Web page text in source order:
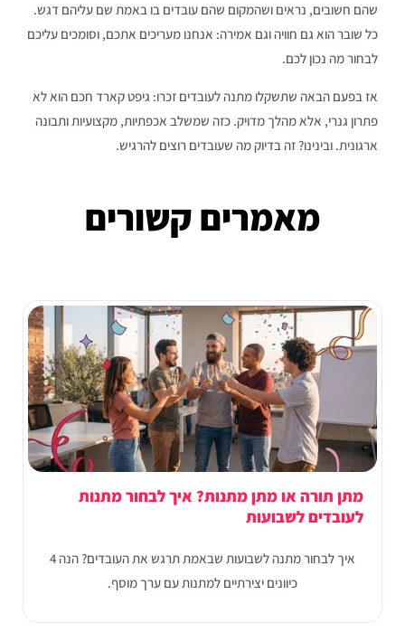
שהם חשובים, נראים ושהמקום שהם עובדים בו באמת שם עליהם דגש.
כל שובר הוא גם חוויה וגם אמירה: אנחנו מעריכים אתכם, וסומכים עליכם
לבחור מה נכון לכם.
אז בפעם הבאה שתשקלו מתנה לעובדים זכרו: גיפט קארד חכם הוא לא
פתרון גנרי, אלא מהלך מדויק. כזה שמשלב אכפתיות, מקצועיות ותבונה
ארגונית. ובינינו? זה בדיוק מה שעובדים רוצים להרגיש.
מאמרים קשורים
מתן תורה או מתן מתנות? איך לבחור מתנות
לעובדים לשבועות
איך לבחור מתנה לשבועות שבאמת תרגש את העובדים? הנה 4
כיוונים יצירתיים למתנות עם ערך מוסף.